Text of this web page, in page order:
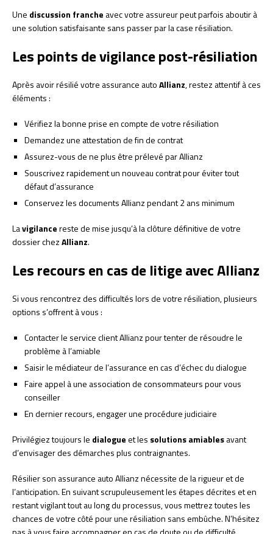
Une discussion franche avec votre assureur peut parfois aboutir à
une solution satisfaisante sans passer par la case résiliation.
Les points de vigilance post-résiliation
Après avoir résilié votre assurance autoAllianz, restez attentif à ces
éléments :
Vérifiez la bonne prise en compte de votre résiliation
Demandez une attestation de fin de contrat
Assurez-vous de ne plus être prélevé par Allianz
Souscrivez rapidement un nouveau contrat pour éviter tout
défaut d’assurance
Conservez les documents Allianz pendant 2 ans minimum
Lavigilancereste de mise jusqu’à la clôture définitive de votre
dossier chezAllianz.
Les recours en cas de litige avec Allianz
Si vous rencontrez des difficultés lors de votre résiliation, plusieurs
options s’offrent à vous :
Contacter le service client Allianz pour tenter de résoudre le
problème à l’amiable
Saisir le médiateur de l’assurance en cas d’échec du dialogue
Faire appel à une association de consommateurs pour vous
conseiller
En dernier recours, engager une procédure judiciaire
Privilégiez toujours le dialogueet les solutions amiablesavant
d’envisager des démarches plus contraignantes.
Résilier son assurance auto Allianz nécessite de la rigueur et de
l’anticipation. En suivant scrupuleusement les étapes décrites et en
restant vigilant tout au long du processus, vous mettrez toutes les
chances de votre côté pour une résiliation sans embûche. N’hésitez